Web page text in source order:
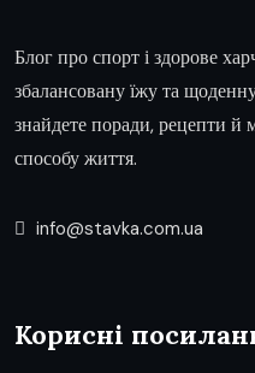
Блог про спорт і здорове
збалансовану їжу та
знайдете поради, рецепти й
способу життя.
info@stavka.com.ua
Корисні